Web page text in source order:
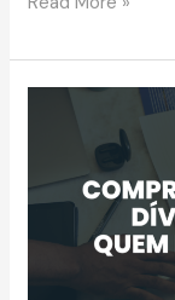
empresa
com
bancárias:
quem